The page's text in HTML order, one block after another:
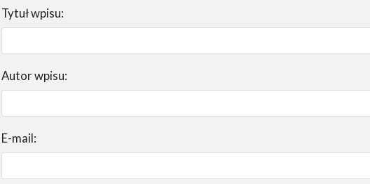
Tytuł wpisu:
Autor wpisu:
E-mail: